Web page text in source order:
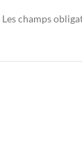
Les champs